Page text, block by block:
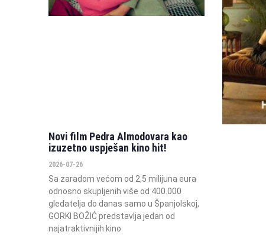
Novi film Pedra Almodovara kao
izuzetno uspješan kino hit!
2026-07-26
Sa zaradom većom od 2,5 milijuna eura
odnosno skupljenih više od 400.000
gledatelja do danas samo u Španjolskoj,
GORKI BOŽIĆ predstavlja jedan od
najatraktivnijih kino